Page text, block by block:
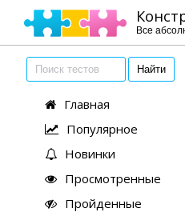
Все
Главная
Популярное
Новинки
Просмотренные
Пройденные